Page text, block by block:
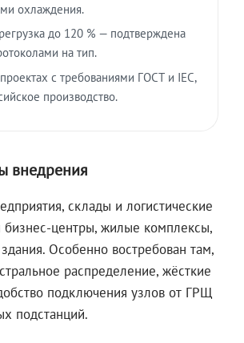
охлаждения.
до 120 % — подтверждена
на тип.
с требованиями ГОСТ и IEC,
производство.
внедрения
склады и логистические
бизнес-центры, жилые комплексы,
Особенно востребован там,
распределение, жёсткие
подключения узлов от ГРЩ
подстанций.